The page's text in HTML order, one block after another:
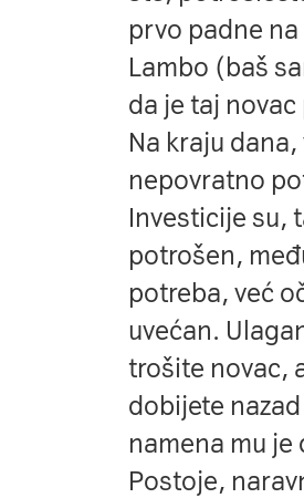
prvo padne
Lambo (baš
da je taj
Na kraju
nepovratno
Investicije su,
potrošen,
potreba, već
uvećan.
trošite novac,
dobijete
namena mu je
Postoje,